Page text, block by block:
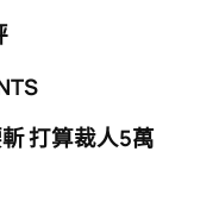
打算裁人5萬